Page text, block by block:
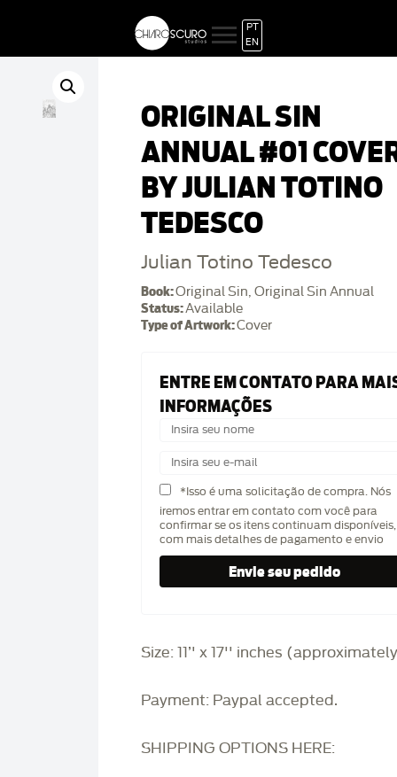
PT
EN
ORIGINAL SIN
ANNUAL #01
BY JULIAN TOTINO
TEDESCO
Julian Totino Tedesco
Book:Original Sin, Original Sin Annual
Status:Available
Type of Artwork:Cover
ENTRE EM CONTATO PARA
INFORMAÇÕES
*Isso é uma solicitação de compra. Nós
iremos entrar em contato com você para
confirmar se os itens continuam disponíveis,
com mais detalhes de pagamento e envio
Size: 11’' x 17'' inches
Payment: Paypal accepted.
SHIPPING OPTIONS HERE: